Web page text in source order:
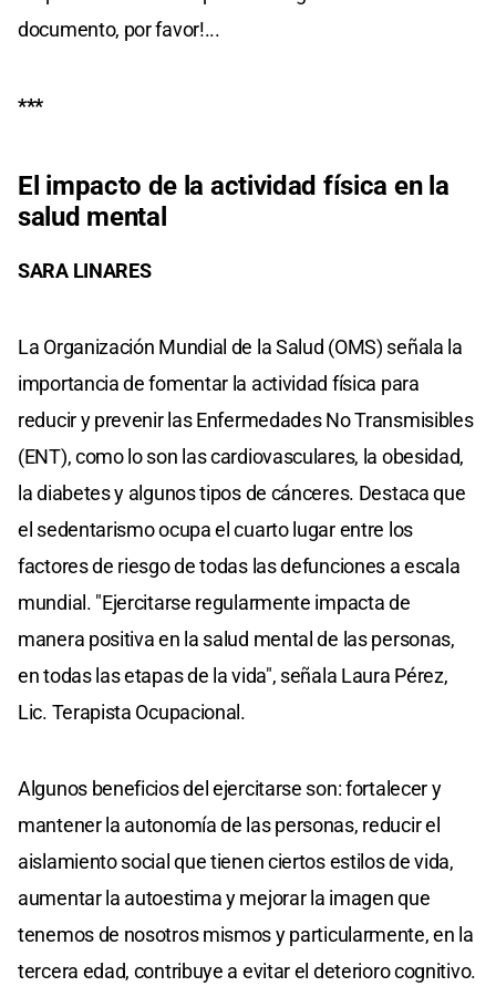
documento, por favor!...
***
El impacto de la actividad física en la
salud mental
SARA LINARES
La Organización Mundial de la Salud (OMS) señala la
importancia de fomentar la actividad física para
reducir y prevenir las Enfermedades No Transmisibles
(ENT), como lo son las cardiovasculares, la obesidad,
la diabetes y algunos tipos de cánceres. Destaca que
el sedentarismo ocupa el cuarto lugar entre los
factores de riesgo de todas las defunciones a escala
mundial. "Ejercitarse regularmente impacta de
manera positiva en la salud mental de las personas,
en todas las etapas de la vida", señala Laura Pérez,
Lic. Terapista Ocupacional.
Algunos beneficios del ejercitarse son: fortalecer y
mantener la autonomía de las personas, reducir el
aislamiento social que tienen ciertos estilos de vida,
aumentar la autoestima y mejorar la imagen que
tenemos de nosotros mismos y particularmente, en la
tercera edad, contribuye a evitar el deterioro cognitivo.